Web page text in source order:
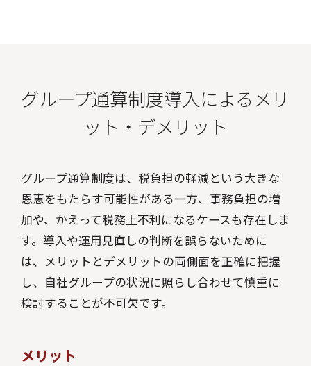
グループ通算制度導入によるメリ
ット・デメリット
グループ通算制度は、税負担の軽減という大きな
恩恵をもたらす可能性がある一方、事務負担の増
加や、かえって税務上不利になるケースも存在しま
す。導入や運用見直しの判断を誤らないために
は、メリットとデメリットの両側面を正確に把握
し、自社グループの状況に照らし合わせて慎重に
検討することが不可欠です。
メリット